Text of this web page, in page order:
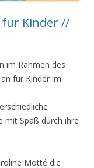
Kinder //
im Rahmen des
für Kinder im
mit Spaß durch ihre
Motté die